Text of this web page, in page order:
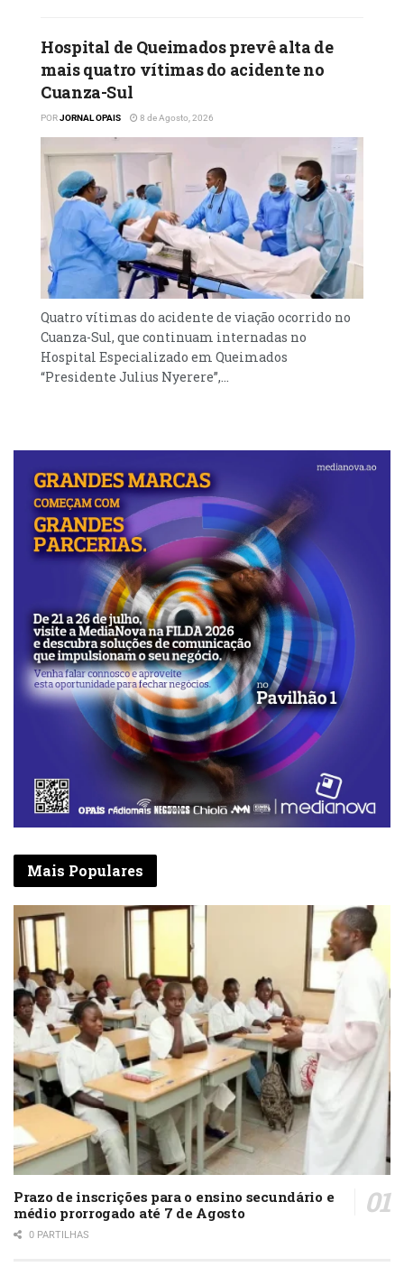
Hospital de Queimados prevê alta de
mais quatro vítimas do acidente no
Cuanza-Sul
PORJORNAL OPAIS 8 de Agosto, 2026
Quatro vítimas do acidente de viação ocorrido no
Cuanza-Sul, que continuam internadas no
Hospital Especializado em Queimados
“Presidente Julius Nyerere”,...
Mais Populares
Prazo de inscrições para o ensino secundário e
médio prorrogado até 7 de Agosto
0 PARTILHAS